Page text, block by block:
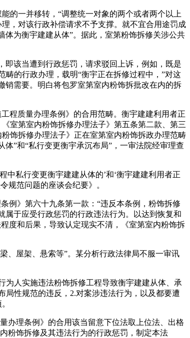
一并移转，“调整统一对象的两个或者两个以上
，对该行政补偿请求不予支撑。就不宜合用途罚成
为衡宇建建从体”。据此，室第粉饰拆修关涉公共
该当遭到行政惩罚，请求驳回上诉，例如，既是
的行政办理，载明“衡宇正在拆修过程中，”对这
销需要。明白将包罗室第室内粉饰拆批改在内的拆
程质量办理条例》的合用范畴。衡宇建建利用者正
室第室内粉饰拆修办理法子》第五条第二款、第三
饰拆修办理法子》正在室第室内粉饰拆政办理范畴
”和“私行变更衡宇承沉布局”，一审法院经审理查
私行变更衡宇建建从体的’和‘衡宇建建利用者正
规范问题的座谈会纪要》。
》第六十九条第一款：“违反本条例，粉饰拆修
于应受行政惩罚的行政违法行为。以达到恢复和
度和后果，导致认定现实不清，《室第室内粉饰拆
屋架、悬索等”。某分析行政法律局不服一审讯
人实施违法粉饰拆修工程导致衡宇建建从体、承
局性规范的违反，2.对案涉违法行为，以及都要遭
理条例》的合用该当留意下位法取上位法、出格
粉饰拆修及其违法行为的行政惩罚，制定本法